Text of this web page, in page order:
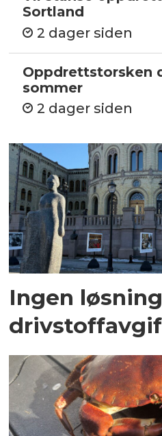
Sortland
2 dager siden
Oppdrettstorsken
sommer
2 dager siden
Ingen